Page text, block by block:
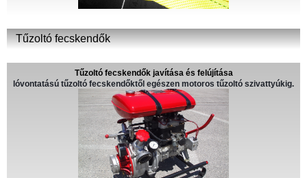
Tűzoltó fecskendők
Tűzoltó fecskendők javítása és felújítása
lóvontatású tűzoltó fecskendőktől egészen motoros tűzoltó szivattyúkig.